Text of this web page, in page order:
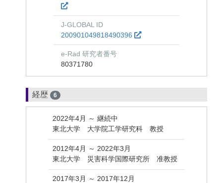
J-GLOBAL ID
200901049818490396
e-Rad 研究者番号
80371780
経歴 6
2022年4月 ～ 継続中
東北大学 大学院工学研究科 教授
2012年4月 ～ 2022年3月
東北大学 災害科学国際研究所 准教授
2017年3月 ～ 2017年12月